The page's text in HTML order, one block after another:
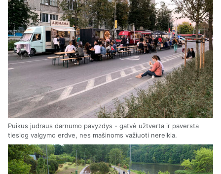
Puikus judraus darnumo pavyzdys - gatvė užtverta ir paversta
tiesiog valgymo erdve, nes mašinoms važiuoti nereikia.